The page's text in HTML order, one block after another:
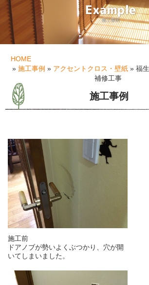
HOME
» 施工事例 » アクセントクロス・壁紙» 福
補修工事
施工事例
施工前
ドアノブが勢いよくぶつかり、穴が開
いてしまいました。